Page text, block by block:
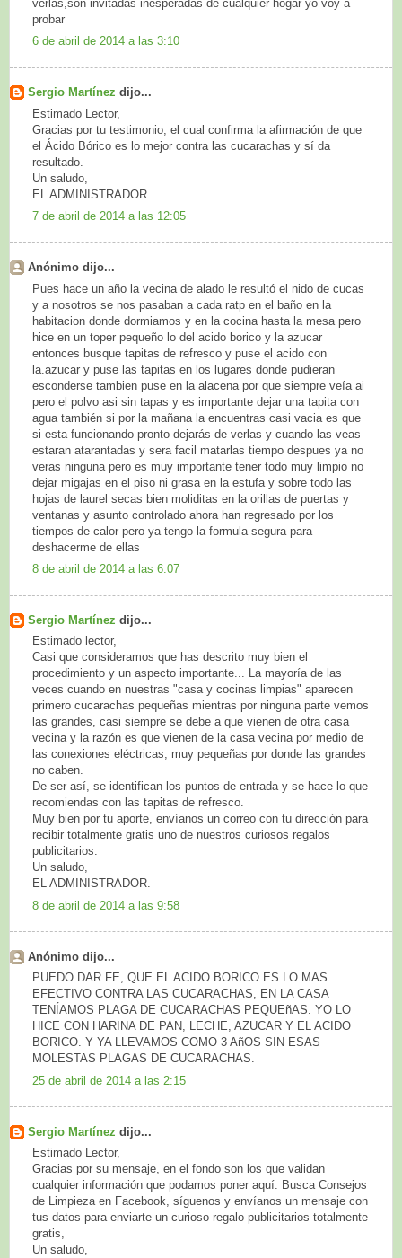
verlas,son invitadas inesperadas de cualquier hogar yo voy a
probar
6 de abril de 2014 a las 3:10
Sergio Martínez dijo...
Estimado Lector,
Gracias por tu testimonio, el cual confirma la afirmación de que
el Ácido Bórico es lo mejor contra las cucarachas y sí da
resultado.
Un saludo,
EL ADMINISTRADOR.
7 de abril de 2014 a las 12:05
Anónimo dijo...
Pues hace un año la vecina de alado le resultó el nido de cucas
y a nosotros se nos pasaban a cada ratp en el baño en la
habitacion donde dormiamos y en la cocina hasta la mesa pero
hice en un toper pequeño lo del acido borico y la azucar
entonces busque tapitas de refresco y puse el acido con
la.azucar y puse las tapitas en los lugares donde pudieran
esconderse tambien puse en la alacena por que siempre veía ai
pero el polvo asi sin tapas y es importante dejar una tapita con
agua también si por la mañana la encuentras casi vacia es que
si esta funcionando pronto dejarás de verlas y cuando las veas
estaran atarantadas y sera facil matarlas tiempo despues ya no
veras ninguna pero es muy importante tener todo muy limpio no
dejar migajas en el piso ni grasa en la estufa y sobre todo las
hojas de laurel secas bien moliditas en la orillas de puertas y
ventanas y asunto controlado ahora han regresado por los
tiempos de calor pero ya tengo la formula segura para
deshacerme de ellas
8 de abril de 2014 a las 6:07
Sergio Martínez dijo...
Estimado lector,
Casi que consideramos que has descrito muy bien el
procedimiento y un aspecto importante... La mayoría de las
veces cuando en nuestras "casa y cocinas limpias" aparecen
primero cucarachas pequeñas mientras por ninguna parte vemos
las grandes, casi siempre se debe a que vienen de otra casa
vecina y la razón es que vienen de la casa vecina por medio de
las conexiones eléctricas, muy pequeñas por donde las grandes
no caben.
De ser así, se identifican los puntos de entrada y se hace lo que
recomiendas con las tapitas de refresco.
Muy bien por tu aporte, envíanos un correo con tu dirección para
recibir totalmente gratis uno de nuestros curiosos regalos
publicitarios.
Un saludo,
EL ADMINISTRADOR.
8 de abril de 2014 a las 9:58
Anónimo dijo...
PUEDO DAR FE, QUE EL ACIDO BORICO ES LO MAS
EFECTIVO CONTRA LAS CUCARACHAS, EN LA CASA
TENÍAMOS PLAGA DE CUCARACHAS PEQUEñAS. YO LO
HICE CON HARINA DE PAN, LECHE, AZUCAR Y EL ACIDO
BORICO. Y YA LLEVAMOS COMO 3 AñOS SIN ESAS
MOLESTAS PLAGAS DE CUCARACHAS.
25 de abril de 2014 a las 2:15
Sergio Martínez dijo...
Estimado Lector,
Gracias por su mensaje, en el fondo son los que validan
cualquier información que podamos poner aquí. Busca Consejos
de Limpieza en Facebook, síguenos y envíanos un mensaje con
tus datos para enviarte un curioso regalo publicitarios totalmente
gratis,
Un saludo,